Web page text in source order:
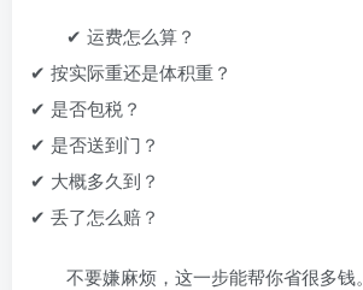
✔ 运费怎么算？
✔ 按实际重还是体积重？
✔ 是否包税？
✔ 是否送到门？
✔ 大概多久到？
✔ 丢了怎么赔？
不要嫌麻烦，这一步能帮你省很多钱。